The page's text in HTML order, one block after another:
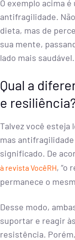
O exemplo acima
antifragilidade.
dieta, mas de
sua mente,
lado mais saudável.
Qual a
e
Talvez você esteja
mas
significado. De
à revista VocêRH, “o
permanece o
Desse modo,
suportar e reagir
resistência.